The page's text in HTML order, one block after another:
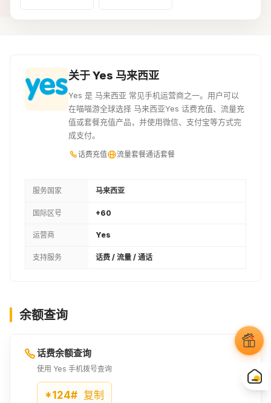
关于 Yes 马来西亚
Yes 是 马来西亚 常见手机运营商之一。用户可以
在喵喵游全球选择 马来西亚Yes 话费充值、流量充
值或套餐充值产品，并使用微信、支付宝等方式完
成支付。
话费充值 流量套餐通话套餐
服务国家 马来西亚
国际区号 +60
运营商 Yes
支持服务 话费 / 流量 / 通话
余额查询
话费余额查询
使用 Yes 手机拨号查询
*124# 复制